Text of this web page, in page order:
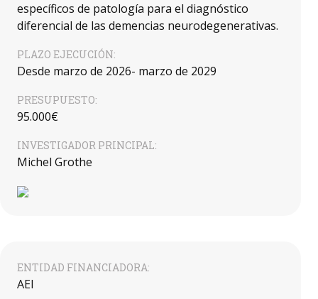
específicos de patología para el diagnóstico
diferencial de las demencias neurodegenerativas.
PLAZO EJECUCIÓN:
Desde marzo de 2026- marzo de 2029
PRESUPUESTO:
95.000€
INVESTIGADOR PRINCIPAL:
Michel Grothe
ENTIDAD FINANCIADORA:
AEI